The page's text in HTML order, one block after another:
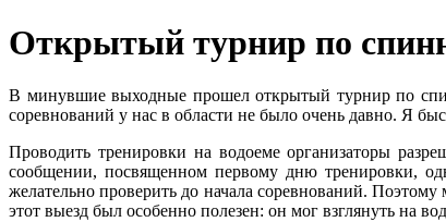
Открытый турнир по
В минувшие выходные прошел открытый турнир по
соревнований у нас в области не было очень давно. Я
Проводить тренировки на водоеме организаторы
сообщении, посвященном первому дню тренировки,
желательно проверить до начала соревнований.
этот выезд был особенно полезен: он мог взглянуть на